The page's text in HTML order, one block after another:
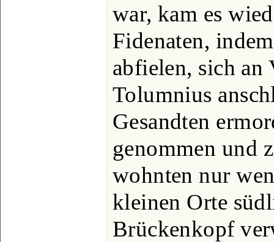
war, kam es
Fidenaten,
abfielen, sich
Tolumnius
Gesandten
genommen und
wohnten nur
kleinen Orte
Brückenkopf